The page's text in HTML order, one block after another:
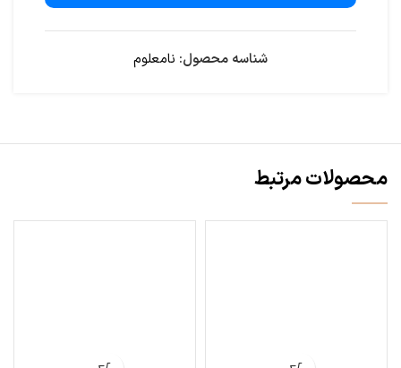
شناسه محصول: نامعلوم
محصولات مرتبط